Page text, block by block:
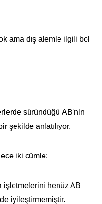
ama dış alemle ilgili bol
süründüğü AB'nin
şekilde anlatılıyor.
iki cümle:
işletmelerini henüz AB
iyileştirmemiştir.